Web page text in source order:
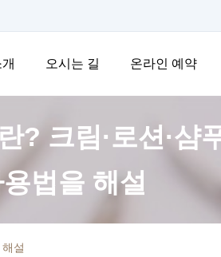
오시는 길 온라인 예약
? 크림·로션·샴
법을 해설
설